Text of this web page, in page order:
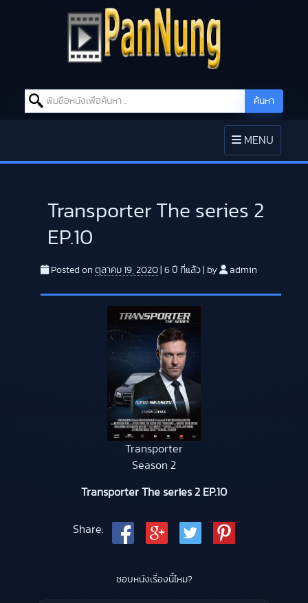
Search for: ค้นหา
TOGGLE
NAVIGATION
MENU
Transporter The series 2
EP.10
Posted on ตุลาคม 19, 2020 6 ปี ที่แล้ว by admin
Transporter
Season 2
Transporter The series 2 EP.10
Share:
ชอบหนังเรื่องนี้ไหม?